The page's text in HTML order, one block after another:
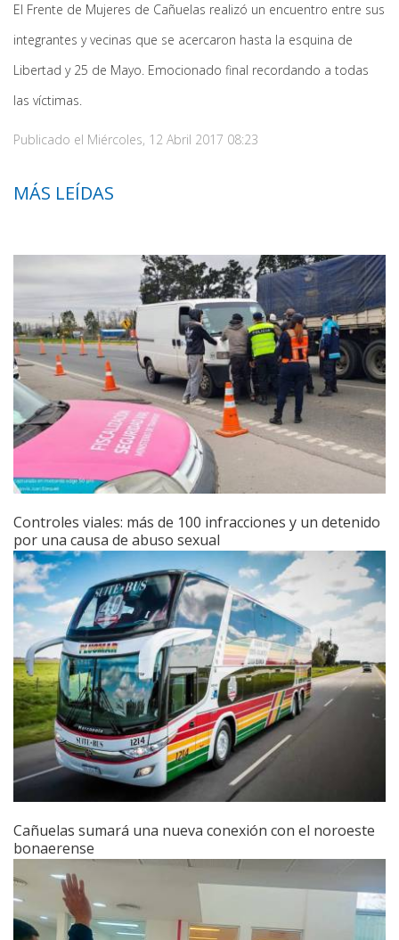
El Frente de Mujeres de Cañuelas realizó un encuentro entre sus
integrantes y vecinas que se acercaron hasta la esquina de
Libertad y 25 de Mayo. Emocionado final recordando a todas
las víctimas.
Publicado el Miércoles, 12 Abril 2017 08:23
MÁS LEÍDAS
Controles viales: más de 100 infracciones y un detenido
por una causa de abuso sexual
Cañuelas sumará una nueva conexión con el noroeste
bonaerense